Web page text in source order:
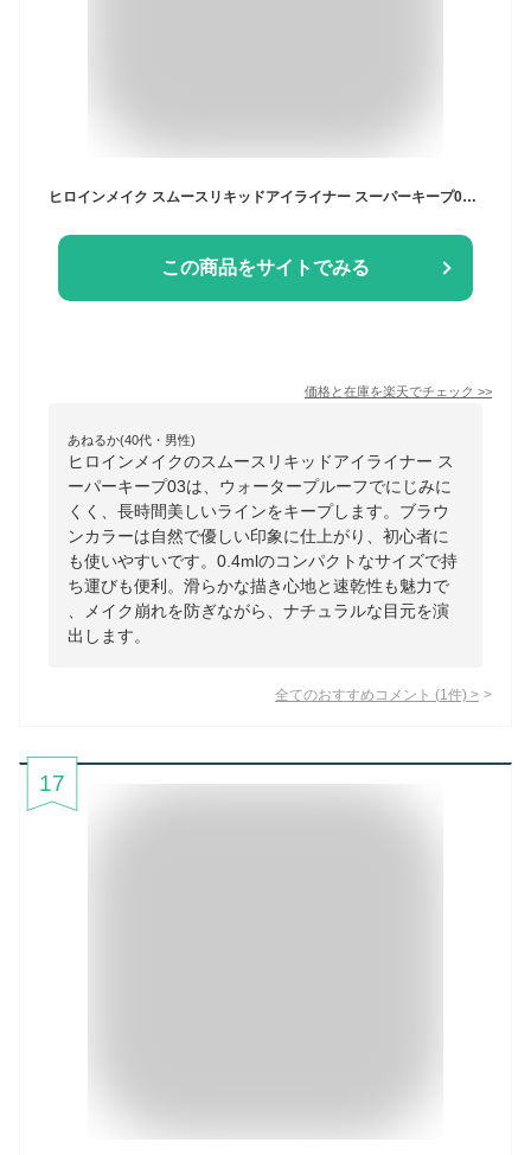
ヒロインメイク スムースリキッドアイライナー スーパーキープ03(0.4ml)【ヒロインメイク】[アイライナー ウォータープルーフ ブラウン]
この商品をサイトでみる
価格と在庫を楽天でチェック >>
あねるか(40代・男性)
ヒロインメイクのスムースリキッドアイライナー ス
ーパーキープ03は、ウォータープルーフでにじみに
くく、長時間美しいラインをキープします。ブラウ
ンカラーは自然で優しい印象に仕上がり、初心者に
も使いやすいです。0.4mlのコンパクトなサイズで持
ち運びも便利。滑らかな描き心地と速乾性も魅力で
、メイク崩れを防ぎながら、ナチュラルな目元を演
出します。
全てのおすすめコメント (1 件) >
17